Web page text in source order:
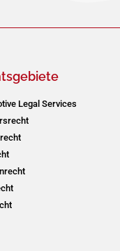
Legal Services